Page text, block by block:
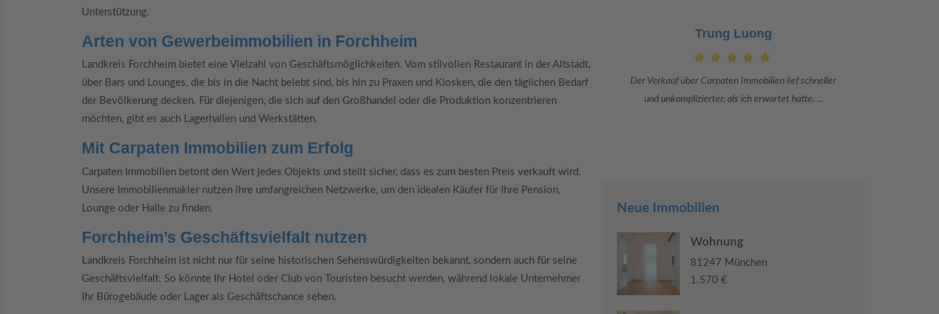
Unterstützung.
Arten von Gewerbeimmobilien in Forchheim
Landkreis Forchheim bietet eine Vielzahl von Geschäftsmöglichkeiten. Vom stilvollen Restaurant in der Altstadt,
über Bars und Lounges, die bis in die Nacht belebt sind, bis hin zu Praxen und Kiosken, die den täglichen Bedarf
der Bevölkerung decken. Für diejenigen, die sich auf den Großhandel oder die Produktion konzentrieren
möchten, gibt es auch Lagerhallen und Werkstätten.
Mit Carpaten Immobilien zum Erfolg
Carpaten Immobilien betont den Wert jedes Objekts und stellt sicher, dass es zum besten Preis verkauft wird.
Unsere Immobilienmakler nutzen ihre umfangreichen Netzwerke, um den idealen Käufer für Ihre Pension,
Lounge oder Halle zu finden.
Forchheim’s Geschäftsvielfalt nutzen
Landkreis Forchheim ist nicht nur für seine historischen Sehenswürdigkeiten bekannt, sondern auch für seine
Geschäftsvielfalt. So könnte Ihr Hotel oder Club von Touristen besucht werden, während lokale Unternehmer
Ihr Bürogebäude oder Lager als Geschäftschance sehen.
Claudia Bergrath
Danke an Carpaten Immobilien und besonders an Frau
Adriana Sarca. Sie war viele Monate mehr als ...
Neue Immobilien
Wohnung
81247 München
1.570 €